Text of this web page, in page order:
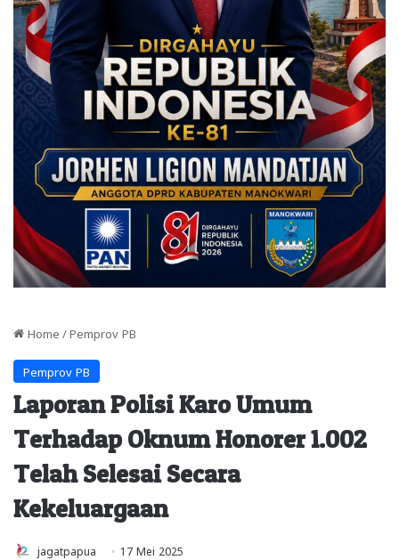
Home / Pemprov PB
Pemprov PB
Laporan Polisi Karo Umum
Terhadap Oknum Honorer 1.002
Telah Selesai Secara
Kekeluargaan
jagatpapua 17 Mei 2025